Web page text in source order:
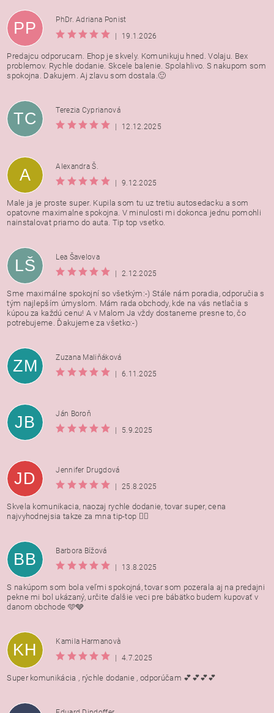
PP
PhDr. Adriana Ponist
|
19.1.2026
Predajcu odporucam. Ehop je skvely. Komunikuju hned. Volaju. Bex
problemov. Rychle dodanie. Skcele balenie. Spolahlivo. S nakupom som
spokojna. Dakujem. Aj zlavu som dostala.🙂
TC
Terezia Cyprianová
|
12.12.2025
A
Alexandra Š.
|
9.12.2025
Male ja je proste super. Kupila som tu uz tretiu autosedacku a som
opatovne maximalne spokojna. V minulosti mi dokonca jednu pomohli
nainstalovat priamo do auta. Tip top vsetko.
LŠ
Lea Šavelova
|
2.12.2025
Sme maximálne spokojní so všetkým:-) Stále nám poradia, odporučia s
tým najlepším úmyslom. Mám rada obchody, kde na vás netlačia s
kúpou za každú cenu! A v Malom Ja vždy dostaneme presne to, čo
potrebujeme. Ďakujeme za všetko:-)
ZM
Zuzana Maliňáková
|
6.11.2025
JB
Ján Boroň
|
5.9.2025
JD
Jennifer Drugdová
|
25.8.2025
Skvela komunikacia, naozaj rychle dodanie, tovar super, cena
najvyhodnejsia takze za mna tip-top 👍🏻
BB
Barbora Bížová
|
13.8.2025
S nakúpom som bola veľmi spokojná, tovar som pozerala aj na predajni
pekne mi bol ukázaný, určite ďalšie veci pre bábätko budem kupovať v
danom obchode 🩵🩶
KH
Kamila Harmanovà
|
4.7.2025
Super komunikácia , rýchle dodanie , odporúčam 💕💕💕💕